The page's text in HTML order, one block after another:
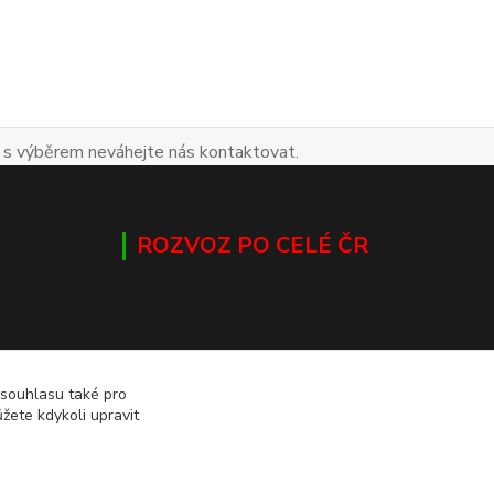
výběrem neváhejte nás kontaktovat.
ROZVOZ PO CELÉ ČR
také pro
kdykoli upravit